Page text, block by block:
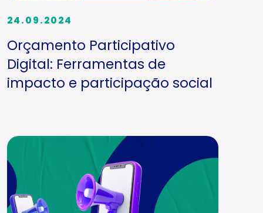
24.09.2024
Orçamento Participativo
Digital: Ferramentas de
impacto e participação social